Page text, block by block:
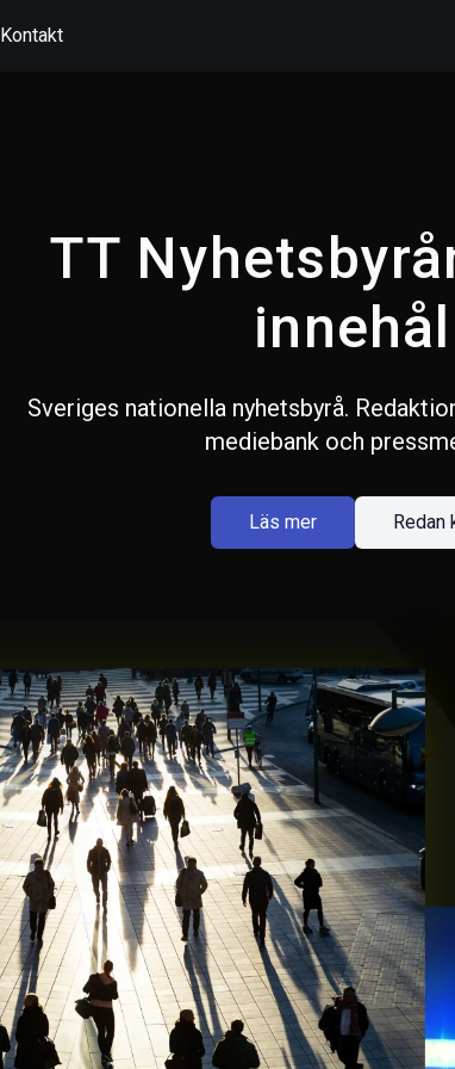
Kontakt
TT
Sveriges nationella nyhetsbyrå.
mediebank och
Läs mer Redan